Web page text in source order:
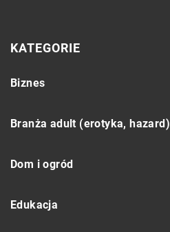
KATEGORIE
Biznes
Branża adult (erotyka, hazard)
Dom i ogród
Edukacja